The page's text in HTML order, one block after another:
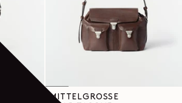
MITTELGROSSE